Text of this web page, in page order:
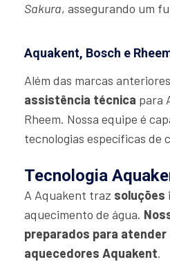
Sakura, assegurando um
Aquakent, Bosch e
Além das marcas
assistência técnica para
Rheem. Nossa equipe é
tecnologias específicas de
Tecnologia
A Aquakent traz soluções
aquecimento de água.
preparados para
aquecedores Aquakent.